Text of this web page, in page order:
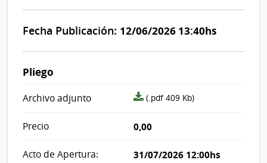
Fecha Publicación: 12/06/2026 13:40hs
Pliego
Archivo adjunto
archivo
(.pdf 409 Kb)
Precio 0,00
Acto de Apertura: 31/07/2026 12:00hs